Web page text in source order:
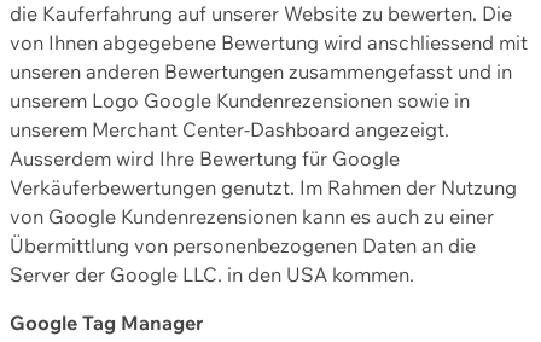
die Kauferfahrung auf unserer Website zu bewerten. Die
von Ihnen abgegebene Bewertung wird anschliessend mit
unseren anderen Bewertungen zusammengefasst und in
unserem Logo Google Kundenrezensionen sowie in
unserem Merchant Center-Dashboard angezeigt.
Ausserdem wird Ihre Bewertung für Google
Verkäuferbewertungen genutzt. Im Rahmen der Nutzung
von Google Kundenrezensionen kann es auch zu einer
Übermittlung von personenbezogenen Daten an die
Server der Google LLC. in den USA kommen.
Google Tag Manager